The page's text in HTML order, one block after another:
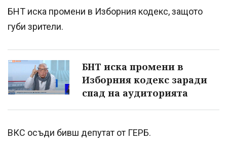
БНТ иска промени в Изборния кодекс, защото
губи зрители.
БНТ иска промени в
Изборния кодекс заради
спад на аудиторията
ВКС осъди бивш депутат от ГЕРБ.